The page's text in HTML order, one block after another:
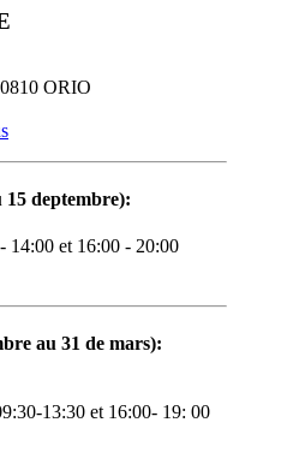
ORIO
deptembre):
14:00 et 16:00 - 20:00
au 31 de mars):
13:30 et 16:00- 19: 00